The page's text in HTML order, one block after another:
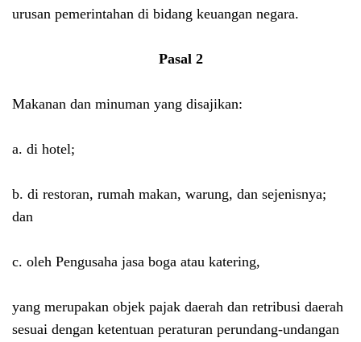
urusan pemerintahan di bidang keuangan negara.
Pasal 2
Makanan dan minuman yang disajikan:
a. di hotel;
b. di restoran, rumah makan, warung, dan sejenisnya;
dan
c. oleh Pengusaha jasa boga atau katering,
yang merupakan objek pajak daerah dan retribusi daerah
sesuai dengan ketentuan peraturan perundang-undangan